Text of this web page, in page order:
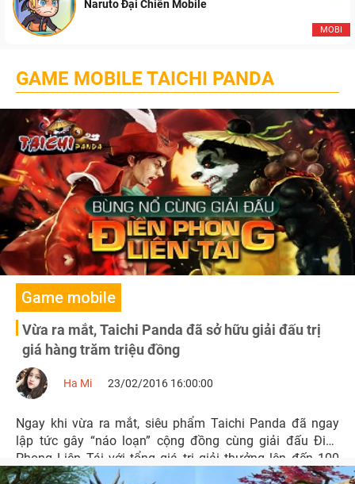
MOBI
Naruto Đại Chiến Mobile
GAME MOBILE TAICHI PANDA
Game mobile
Vừa ra mắt, Taichi Panda đã sở hữu giải đấu trị
giá hàng trăm triệu đồng
Ha Mi 23/02/2016 16:00:00
Ngay khi vừa ra mắt, siêu phẩm Taichi Panda đã ngay
lập tức gây “náo loạn” cộng đồng cùng giải đấu Điền
Phong Liên Tái với tổng giá trị giải thưởng lên đến 100
triệu đồng.